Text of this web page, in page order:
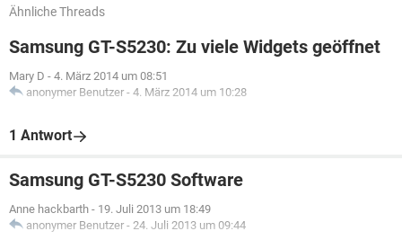
Ähnliche Threads
Samsung GT-S5230: Zu viele Widgets geöffnet
Mary D - 4. März 2014 um 08:51
anonymer Benutzer - 4. März 2014 um 10:28
1 Antwort
Samsung GT-S5230 Software
Anne hackbarth - 19. Juli 2013 um 18:49
anonymer Benutzer - 24. Juli 2013 um 09:44